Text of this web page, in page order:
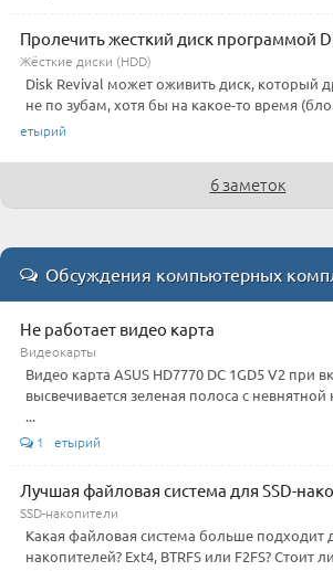
Пролечить жесткий диск программой
Жёсткие диски (HDD)
Disk Revival может оживить диск, который
не по зубам, хотя бы на какое-то время
етырий
6 заметок
Обсуждения компьютерных
Не работает видео карта
Видеокарты
Видео карта ASUS HD7770 DC 1GD5 V2 при
высвечивается зеленая полоса с
...
1 етырий
Лучшая файловая система для SSD-
SSD-накопители
Какая файловая система больше подходит
накопителей? Ext4, BTRFS или F2FS? Стоит